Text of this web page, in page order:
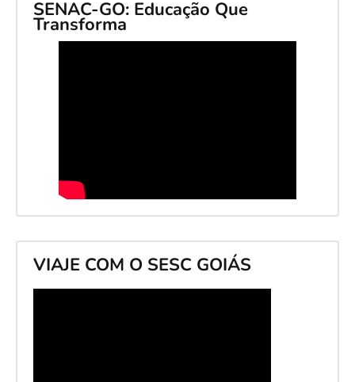
SENAC-GO: Educação Que
Transforma
VIAJE COM O SESC GOIÁS